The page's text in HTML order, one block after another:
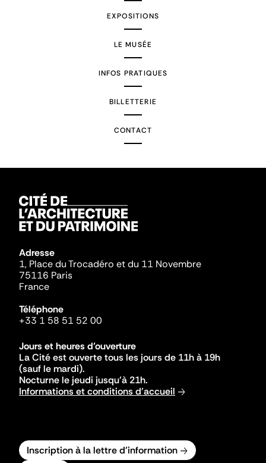
EXPOSITIONS
LE MUSÉE
INFOS PRATIQUES
BILLETTERIE
CONTACT
Adresse
1, Place du Trocadéro et du 11 Novembre
75116 Paris
France
Téléphone
+33 1 58 51 52 00
Jours et heures d'ouverture
La Cité est ouverte tous les jours de 11h à 19h
(sauf le mardi).
Nocturne le jeudi jusqu'à 21h.
Informations et conditions d'accueil
Inscription à la lettre d'information